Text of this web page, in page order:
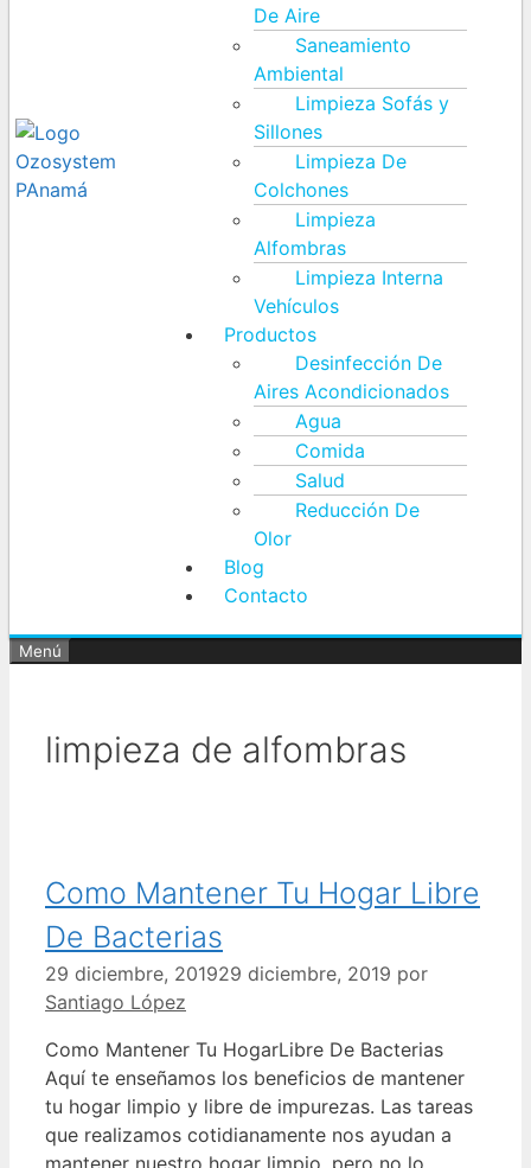
De Aire
Saneamiento
Ambiental
Limpieza Sofás y
Sillones
Limpieza De
Colchones
Limpieza
Alfombras
Limpieza Interna
Vehículos
Productos
Desinfección De
Aires Acondicionados
Agua
Comida
Salud
Reducción De
Olor
Blog
Contacto
Menú
limpieza de alfombras
Como Mantener Tu Hogar Libre
De Bacterias
29 diciembre, 201929 diciembre, 2019 por
Santiago López
Como Mantener Tu HogarLibre De Bacterias
Aquí te enseñamos los beneficios de mantener
tu hogar limpio y libre de impurezas. Las tareas
que realizamos cotidianamente nos ayudan a